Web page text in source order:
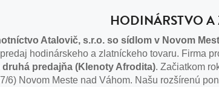
HODINÁRSTVO
Atalovič, s.r.o. so sídlom v Novom
hodinárskeho a zlatníckeho tovaru. Firma
druhá predajňa (Klenoty Afrodita). Začiatkom
6) Novom Meste nad Váhom. Našu rozšírenú